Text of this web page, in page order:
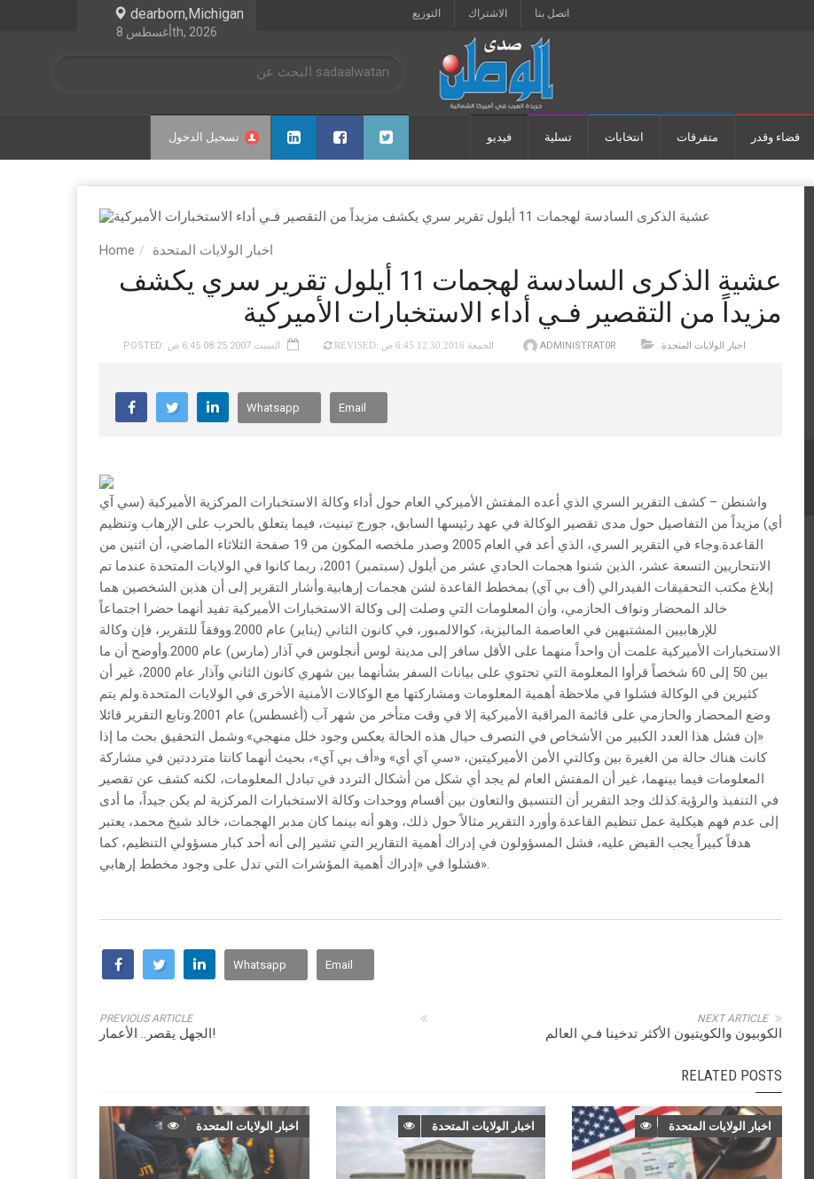
dearborn,Michigan
أغسطس 8th, 2026
اتصل بنا الاشتراك التوزيع
تسجيل الدخول قضاء وقدر متفرقات انتخابات تسلية فيديو
Home اخبار الولايات المتحدة
عشية الذكرى السادسة لهجمات 11 أيلول تقرير سري يكشف
مزيداً من التقصير فـي أداء الاستخبارات الأميركية
POSTED: السبت 08.25.2007 6:45 ص REVISED: الجمعة 12.30.2016 6:45 ص ADMINISTRAT0R اخبار الولايات المتحدة
Whatsapp Email
واشنطن – كشف التقرير السري الذي أعده المفتش الأميركي العام حول أداء وكالة الاستخبارات المركزية الأميركية (سي آي
أي) مزيداً من التفاصيل حول مدى تقصير الوكالة في عهد رئيسها السابق، جورج تينيت، فيما يتعلق بالحرب على الإرهاب وتنظيم
القاعدة.وجاء في التقرير السري، الذي أعد في العام 2005 وصدر ملخصه المكون من 19 صفحة الثلاثاء الماضي، أن اثنين من
الانتحاريين التسعة عشر، الذين شنوا هجمات الحادي عشر من أيلول (سبتمبر) 2001، ربما كانوا في الولايات المتحدة عندما تم
إبلاغ مكتب التحقيقات الفيدرالي (أف بي آي) بمخطط القاعدة لشن هجمات إرهابية.وأشار التقرير إلى أن هذين الشخصين هما
خالد المحضار ونواف الحازمي، وأن المعلومات التي وصلت إلى وكالة الاستخبارات الأميركية تفيد أنهما حضرا اجتماعاً
للإرهابيين المشتبهين في العاصمة الماليزية، كوالالمبور، في كانون الثاني (يناير) عام 2000.ووفقاً للتقرير، فإن وكالة
الاستخبارات الأميركية علمت أن واحداً منهما على الأقل سافر إلى مدينة لوس أنجلوس في آذار (مارس) عام 2000.وأوضح أن ما
بين 50 إلى 60 شخصاً قرأوا المعلومة التي تحتوي على بيانات السفر بشأنهما بين شهري كانون الثاني وآذار عام 2000، غير أن
كثيرين في الوكالة فشلوا في ملاحظة أهمية المعلومات ومشاركتها مع الوكالات الأمنية الأخرى في الولايات المتحدة.ولم يتم
وضع المحضار والحازمي على قائمة المراقبة الأميركية إلا في وقت متأخر من شهر آب (أغسطس) عام 2001.وتابع التقرير قائلا
«إن فشل هذا العدد الكبير من الأشخاص في التصرف حيال هذه الحالة يعكس وجود خلل منهجي».وشمل التحقيق بحث ما إذا
كانت هناك حالة من الغيرة بين وكالتي الأمن الأميركيتين، «سي آي أي» و«أف بي آي»، بحيث أنهما كانتا مترددتين في مشاركة
المعلومات فيما بينهما، غير أن المفتش العام لم يجد أي شكل من أشكال التردد في تبادل المعلومات، لكنه كشف عن تقصير
في التنفيذ والرؤية.كذلك وجد التقرير أن التنسيق والتعاون بين أقسام ووحدات وكالة الاستخبارات المركزية لم يكن جيداً، ما أدى
إلى عدم فهم هيكلية عمل تنظيم القاعدة.وأورد التقرير مثالاً حول ذلك، وهو أنه بينما كان مدبر الهجمات، خالد شيخ محمد، يعتبر
هدفاً كبيراً يجب القبض عليه، فشل المسؤولون في إدراك أهمية التقارير التي تشير إلى أنه أحد كبار مسؤولي التنظيم، كما
فشلوا في «إدراك أهمية المؤشرات التي تدل على وجود مخطط إرهابي».
Whatsapp Email
NEXT ARTICLE
الكوبيون والكويتيون الأكثر تدخينا فـي العالم
PREVIOUS ARTICLE
الجهل يقصر.. الأعمار!
RELATED POSTS
اخبار الولايات المتحدة اخبار الولايات المتحدة اخبار الولايات المتحدة